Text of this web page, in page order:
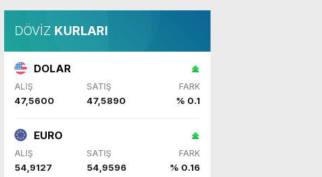
DÖVİZ KURLARI
DOLAR
ALIŞ SATIŞ FARK
47,5600 47,5890 % 0.1
EURO
ALIŞ SATIŞ FARK
54,9127 54,9596 % 0.16